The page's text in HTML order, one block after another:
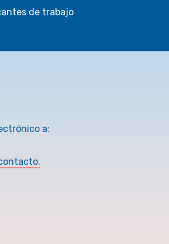
de trabajo
a: